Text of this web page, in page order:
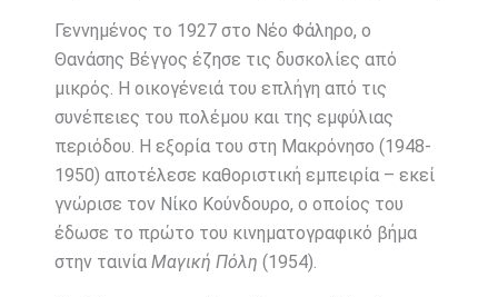
Γεννημένος το 1927 στο Νέο Φάληρο, ο
Θανάσης Βέγγος έζησε τις δυσκολίες από
μικρός. Η οικογένειά του επλήγη από τις
συνέπειες του πολέμου και της εμφύλιας
περιόδου. Η εξορία του στη Μακρόνησο (1948-
1950) αποτέλεσε καθοριστική εμπειρία – εκεί
γνώρισε τον Νίκο Κούνδουρο, ο οποίος του
έδωσε το πρώτο του κινηματογραφικό βήμα
στην ταινία Μαγική Πόλη (1954).